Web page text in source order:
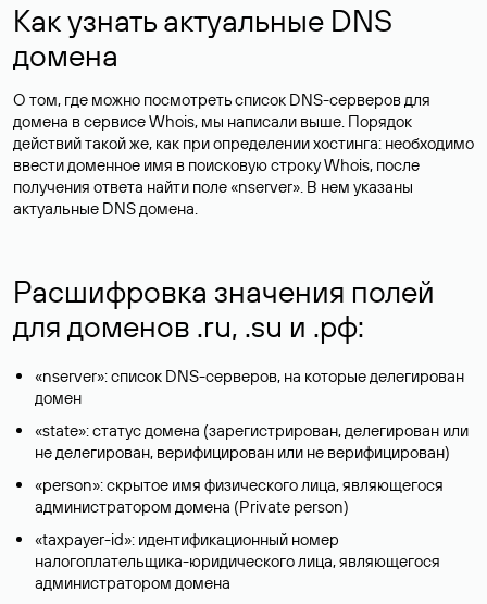
Как узнать актуальные DNS
домена
О том, где можно посмотреть список DNS-серверов для
домена в сервисе Whois, мы написали выше. Порядок
действий такой же, как при определении хостинга: необходимо
ввести доменное имя в поисковую строку Whois, после
получения ответа найти поле «nserver». В нем указаны
актуальные DNS домена.
Расшифровка значения полей
для доменов .ru, .su и .рф:
«nserver»: список DNS-серверов, на которые делегирован
домен
«state»: статус домена (зарегистрирован, делегирован или
не делегирован, верифицирован или не верифицирован)
«person»: скрытое имя физического лица, являющегося
администратором домена (Privatе person)
«taxpayer-id»: идентификационный номер
налогоплательщика-юридического лица, являющегося
администратором домена